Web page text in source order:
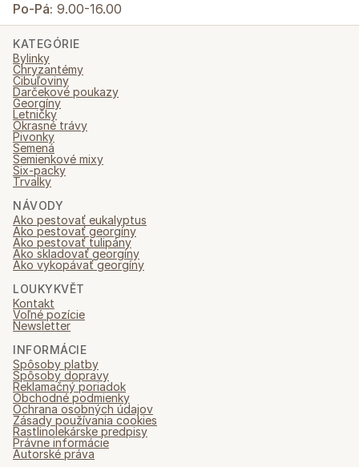
Po-Pá: 9.00-16.00
KATEGÓRIE
Bylinky
Chryzantémy
Cibuľoviny
Darčekové poukazy
Georgíny
Letničky
Okrasné trávy
Pivonky
Semená
Semienkové mixy
Six-packy
Trvalky
NÁVODY
Ako pestovať eukalyptus
Ako pestovať georgíny
Ako pestovať tulipány
Ako skladovať georgíny
Ako vykopávať georgíny
LOUKYKVĚT
Kontakt
Voľné pozície
Newsletter
INFORMÁCIE
Spôsoby platby
Spôsoby dopravy
Reklamačný poriadok
Obchodné podmienky
Ochrana osobných údajov
Zásady používania cookies
Rastlinolekárske predpisy
Právne informácie
Autorské práva